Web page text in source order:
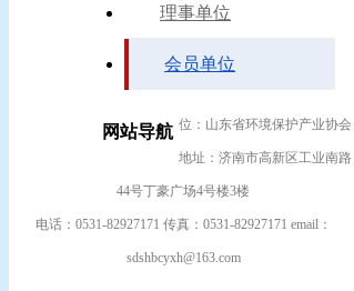
理事单位
会员单位
网站导航 位：山东省环境保护产业协会
地址：济南市高新区工业南路
44号丁豪广场4号楼3楼
电话：0531-82927171 传真：0531-82927171 email：
sdshbcyxh@163.com